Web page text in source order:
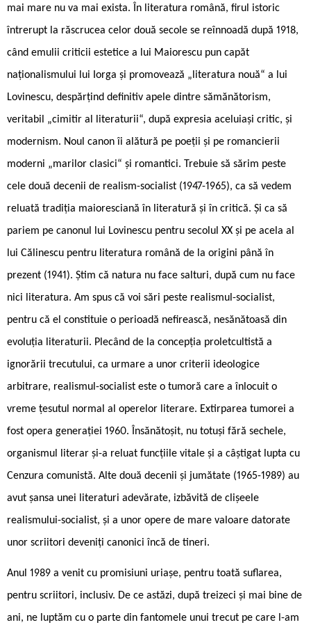
mai mare nu va mai exista. În literatura română, firul istoric
întrerupt la răscrucea celor două secole se reînnoadă după 1918,
când emulii criticii estetice a lui Maiorescu pun capăt
naționalismului lui Iorga și promovează „literatura nouă“ a lui
Lovinescu, despărțind definitiv apele dintre sămănătorism,
veritabil „cimitir al literaturii“, după expresia aceluiași critic, și
modernism. Noul canon îi alătură pe poeții și pe romancierii
moderni „marilor clasici“ și romantici. Trebuie să sărim peste
cele două decenii de realism-socialist (1947-1965), ca să vedem
reluată tradiția maioresciană în literatură și în critică. Și ca să
pariem pe canonul lui Lovinescu pentru secolul XX și pe acela al
lui Călinescu pentru literatura română de la origini până în
prezent (1941). Știm că natura nu face salturi, după cum nu face
nici literatura. Am spus că voi sări peste realismul-socialist,
pentru că el constituie o perioadă nefirească, nesănătoasă din
evoluția literaturii. Plecând de la concepția proletcultistă a
ignorării trecutului, ca urmare a unor criterii ideologice
arbitrare, realismul-socialist este o tumoră care a înlocuit o
vreme țesutul normal al operelor literare. Extirparea tumorei a
fost opera generației 1960. Însănătoșit, nu totuși fără sechele,
organismul literar și-a reluat funcțiile vitale și a câștigat lupta cu
Cenzura comunistă. Alte două decenii și jumătate (1965-1989) au
avut șansa unei literaturi adevărate, izbăvită de clișeele
realismului-socialist, și a unor opere de mare valoare datorate
unor scriitori deveniți canonici încă de tineri.
Anul 1989 a venit cu promisiuni uriașe, pentru toată suflarea,
pentru scriitori, inclusiv. De ce astăzi, după treizeci și mai bine de
ani, ne luptăm cu o parte din fantomele unui trecut pe care l-am